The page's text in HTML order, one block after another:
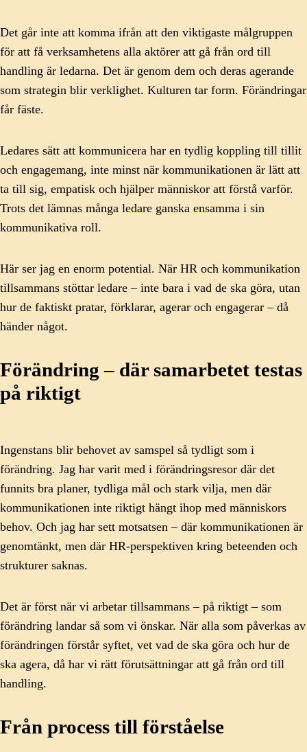
Det går inte att komma ifrån att den viktigaste målgruppen
för att få verksamhetens alla aktörer att gå från ord till
handling är ledarna. Det är genom dem och deras agerande
som strategin blir verklighet. Kulturen tar form. Förändringar
får fäste.
Ledares sätt att kommunicera har en tydlig koppling till tillit
och engagemang, inte minst när kommunikationen är lätt att
ta till sig, empatisk och hjälper människor att förstå varför.
Trots det lämnas många ledare ganska ensamma i sin
kommunikativa roll.
Här ser jag en enorm potential. När HR och kommunikation
tillsammans stöttar ledare – inte bara i vad de ska göra, utan
hur de faktiskt pratar, förklarar, agerar och engagerar – då
händer något.
Förändring – där samarbetet testas
på riktigt
Ingenstans blir behovet av samspel så tydligt som i
förändring. Jag har varit med i förändringsresor där det
funnits bra planer, tydliga mål och stark vilja, men där
kommunikationen inte riktigt hängt ihop med människors
behov. Och jag har sett motsatsen – där kommunikationen är
genomtänkt, men där HR-perspektiven kring beteenden och
strukturer saknas.
Det är först när vi arbetar tillsammans – på riktigt – som
förändring landar så som vi önskar. När alla som påverkas av
förändringen förstår syftet, vet vad de ska göra och hur de
ska agera, då har vi rätt förutsättningar att gå från ord till
handling.
Från process till förståelse